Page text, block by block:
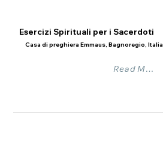
Esercizi Spirituali per i Sacerdoti
Casa di preghiera Emmaus, Bagnoregio, Italia
Read More